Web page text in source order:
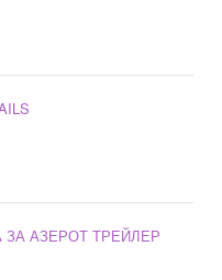
ЗА АЗЕРОТ ТРЕЙЛЕР